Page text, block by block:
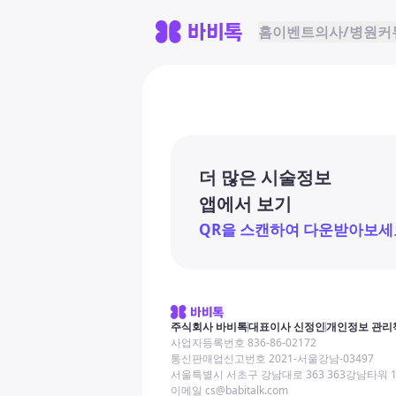
홈이벤트의사/병원커
더 많은 시술정보
앱에서 보기
QR을 스캔하여 다운받아보세
주식회사 바비톡대표이사 신정인개인정보 관리
사업자등록번호 836-86-02172
통신판매업신고번호 2021-서울강남-03497
서울특별시 서초구 강남대로 363 363강남타워
이메일 cs@babitalk.com